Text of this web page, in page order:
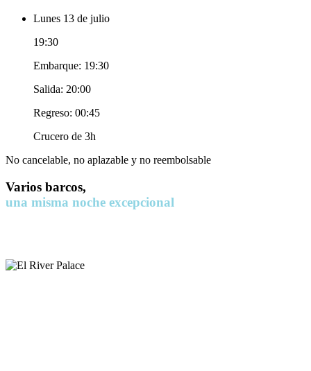
Lunes 13 de julio
19:30
Embarque: 19:30
Salida: 20:00
Regreso: 00:45
Crucero de 3h
No cancelable, no aplazable y no reembolsable
Varios barcos,
una misma noche excepcional